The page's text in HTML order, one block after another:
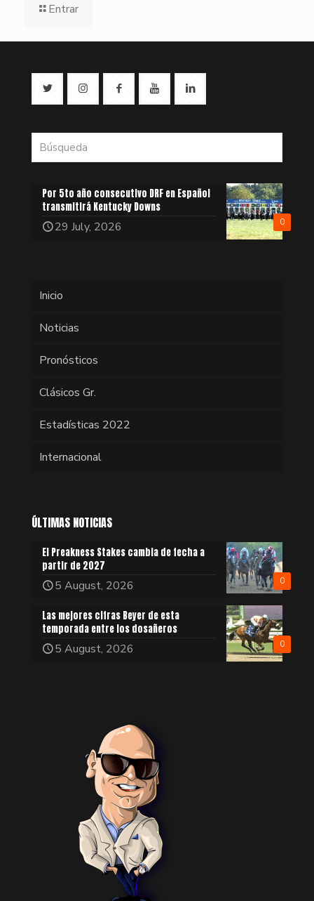
Entrar
0
Por 5to año consecutivo DRF en Español
transmitirá Kentucky Downs
29 July, 2026
Inicio
Noticias
Pronósticos
Clásicos Gr.
Estadísticas 2022
Internacional
ÚLTIMAS NOTICIAS
0
El Preakness Stakes cambia de fecha a
partir de 2027
5 August, 2026
0
Las mejores cifras Beyer de esta
temporada entre los dosañeros
5 August, 2026